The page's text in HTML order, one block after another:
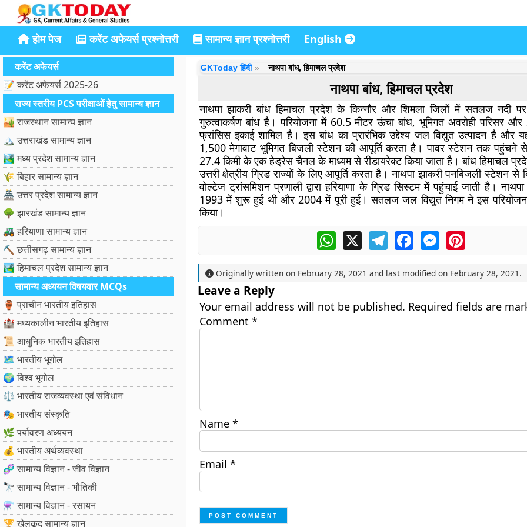
होम पेज करेंट अफेयर्स प्रश्नोत्तरी सामान्य ज्ञान प्रश्नोत्तरी English
करेंट अफेयर्स
📝 करेंट अफेयर्स 2025-26
राज्य स्तरीय PCS परीक्षाओं हेतु सामान्य ज्ञान
🏜️ राजस्थान सामान्य ज्ञान
🏔️ उत्तराखंड सामान्य ज्ञान
🏞️ मध्य प्रदेश सामान्य ज्ञान
🌾 बिहार सामान्य ज्ञान
🏯 उत्तर प्रदेश सामान्य ज्ञान
🌳 झारखंड सामान्य ज्ञान
🚜 हरियाणा सामान्य ज्ञान
⛏️ छत्तीसगढ़ सामान्य ज्ञान
🏞️ हिमाचल प्रदेश सामान्य ज्ञान
सामान्य अध्ययन विषयवार MCQs
🏺 प्राचीन भारतीय इतिहास
🏰 मध्यकालीन भारतीय इतिहास
📜 आधुनिक भारतीय इतिहास
🗺️ भारतीय भूगोल
🌍 विश्व भूगोल
⚖️ भारतीय राजव्यवस्था एवं संविधान
🎭 भारतीय संस्कृति
🌿 पर्यावरण अध्ययन
💰 भारतीय अर्थव्यवस्था
🧬 सामान्य विज्ञान - जीव विज्ञान
🔭 सामान्य विज्ञान - भौतिकी
⚗️ सामान्य विज्ञान - रसायन
🏆 खेलकूद सामान्य ज्ञान
GKToday हिंदी नाथपा बांध, हिमाचल प्रदेश
नाथपा बांध, हिमाचल प्रदेश
नाथपा झाकरी बांध हिमाचल प्रदेश के किन्नौर और शिमला जिलों में सतलज नदी
गुरुत्वाकर्षण बांध है। परियोजना में 60.5 मीटर ऊंचा बांध, भूमिगत अवरोही परिसर और
फ्रांसिस इकाई शामिल है। इस बांध का प्रारंभिक उद्देश्य जल विद्युत उत्पादन है और
1,500 मेगावाट भूमिगत बिजली स्टेशन की आपूर्ति करता है। पावर स्टेशन तक पहुंचने
27.4 किमी के एक हेड्रेस चैनल के माध्यम से रीडायरेक्ट किया जाता है। बांध हिमाचल
उत्तरी क्षेत्रीय ग्रिड राज्यों के लिए आपूर्ति करता है। नाथपा झाकरी पनबिजली स्टेशन
वोल्टेज ट्रांसमिशन प्रणाली द्वारा हरियाणा के ग्रिड सिस्टम में पहुंचाई जाती है। नाथपा
1993 में शुरू हुई थी और 2004 में पूरी हुई। सतलज जल विद्युत निगम ने इस परियोजना
किया।
WhatsApp
X TelegramFacebookMessengerPinterest
Originally written on February 28, 2021 and last modified on February 28, 2021 .
Leave a Reply
Your email address will not be published. Required fields are
Comment *
Name *
Email *